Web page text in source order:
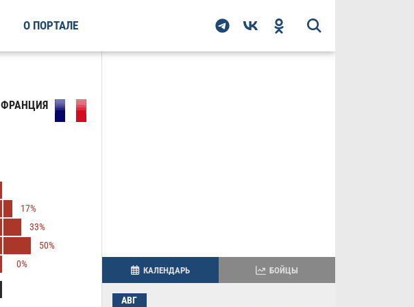
О ПОРТАЛЕ
ФРАНЦИЯ
17%
33%
50%
0%
КАЛЕНДАРЬ БОЙЦЫ
АВГ